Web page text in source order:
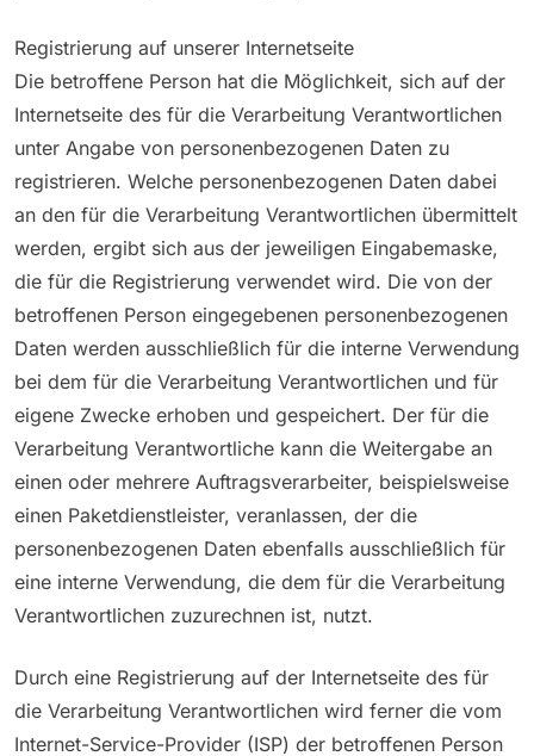
Registrierung auf unserer Internetseite
Die betroffene Person hat die Möglichkeit, sich auf der
Internetseite des für die Verarbeitung Verantwortlichen
unter Angabe von personenbezogenen Daten zu
registrieren. Welche personenbezogenen Daten dabei
an den für die Verarbeitung Verantwortlichen übermittelt
werden, ergibt sich aus der jeweiligen Eingabemaske,
die für die Registrierung verwendet wird. Die von der
betroffenen Person eingegebenen personenbezogenen
Daten werden ausschließlich für die interne Verwendung
bei dem für die Verarbeitung Verantwortlichen und für
eigene Zwecke erhoben und gespeichert. Der für die
Verarbeitung Verantwortliche kann die Weitergabe an
einen oder mehrere Auftragsverarbeiter, beispielsweise
einen Paketdienstleister, veranlassen, der die
personenbezogenen Daten ebenfalls ausschließlich für
eine interne Verwendung, die dem für die Verarbeitung
Verantwortlichen zuzurechnen ist, nutzt.
Durch eine Registrierung auf der Internetseite des für
die Verarbeitung Verantwortlichen wird ferner die vom
Internet-Service-Provider (ISP) der betroffenen Person